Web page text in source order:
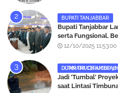
BUPATI TANJABBAR
‎Bupati Tanjabbar
serta Fungsional,
12/10/2025 11:53:00
DUMP TRUCK AMBLAS SAAT LINTASI TIMBUNAN YANG DITANAMI
‎Jadi 'Tumbal'
saat Lintasi